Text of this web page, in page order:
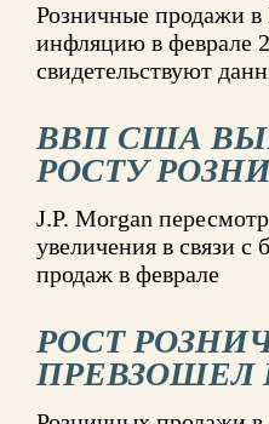
Розничные продажи в
инфляцию в феврале
свидетельствуют
ВВП США
РОСТУ
J.P. Morgan
увеличения в связи
продаж в феврале
РОСТ
ПРЕВЗОШЕЛ